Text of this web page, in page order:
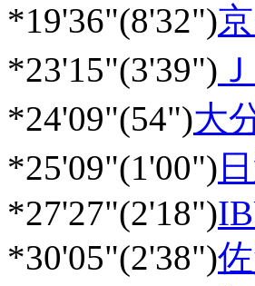
*19'36"(8'32")
*23'15"(3'39")
*24'09"(54")大
*25'09"(1'00")
*27'27"(2'18")
*30'05"(2'38")